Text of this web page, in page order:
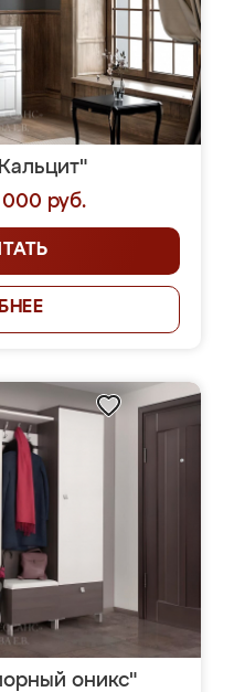
000 руб.
оникс"